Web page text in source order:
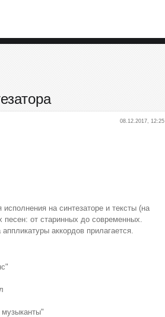
08.12.2017, 12:25
на синтезаторе и тексты (на
песен: от старинных до современных.
аккордов прилагается.